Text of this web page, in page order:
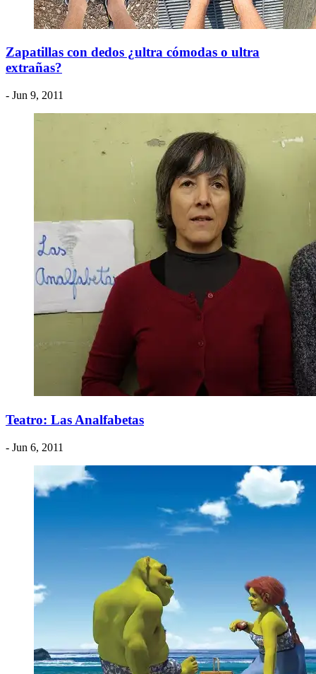
Zapatillas con dedos ¿ultra cómodas o ultra
extrañas?
- Jun 9, 2011
Teatro: Las Analfabetas
- Jun 6, 2011